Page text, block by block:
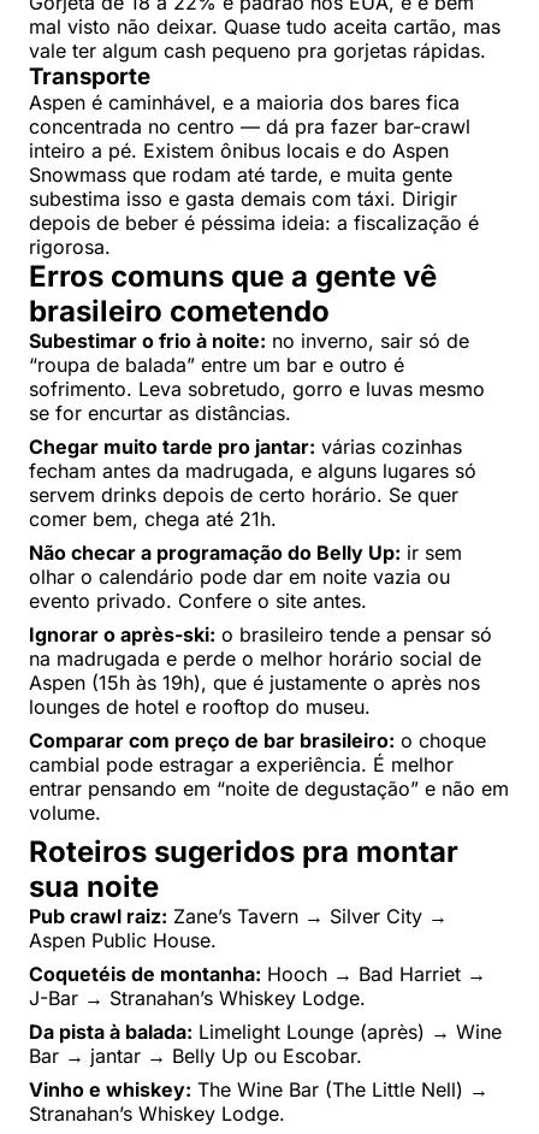
mal visto não deixar. Quase tudo aceita cartão, mas
vale ter algum cash pequeno pra gorjetas rápidas.
Transporte
Aspen é caminhável, e a maioria dos bares fica
concentrada no centro — dá pra fazer bar-crawl
inteiro a pé. Existem ônibus locais e do Aspen
Snowmass que rodam até tarde, e muita gente
subestima isso e gasta demais com táxi. Dirigir
depois de beber é péssima ideia: a fiscalização é
rigorosa.
Erros comuns que a gente vê
brasileiro cometendo
Subestimar o frio à noite: no inverno, sair só de
“roupa de balada” entre um bar e outro é
sofrimento. Leva sobretudo, gorro e luvas mesmo
se for encurtar as distâncias.
Chegar muito tarde pro jantar: várias cozinhas
fecham antes da madrugada, e alguns lugares só
servem drinks depois de certo horário. Se quer
comer bem, chega até 21h.
Não checar a programação do Belly Up: ir sem
olhar o calendário pode dar em noite vazia ou
evento privado. Confere o site antes.
Ignorar o après-ski: o brasileiro tende a pensar só
na madrugada e perde o melhor horário social de
Aspen (15h às 19h), que é justamente o après nos
lounges de hotel e rooftop do museu.
Comparar com preço de bar brasileiro: o choque
cambial pode estragar a experiência. É melhor
entrar pensando em “noite de degustação” e não em
volume.
Roteiros sugeridos pra montar
sua noite
Pub crawl raiz: Zane’s Tavern → Silver City →
Aspen Public House.
Coquetéis de montanha: Hooch → Bad Harriet →
J-Bar → Stranahan’s Whiskey Lodge.
Da pista à balada: Limelight Lounge (après) → Wine
Bar → jantar → Belly Up ou Escobar.
Vinho e whiskey: The Wine Bar (The Little Nell) →
Stranahan’s Whiskey Lodge.